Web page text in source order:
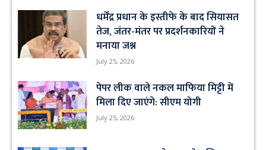
धर्मेंद्र प्रधान के इस्तीफे के बाद सियासत
तेज, जंतर-मंतर पर प्रदर्शनकारियों ने
मनाया जश्न
July 25, 2026
पेपर लीक वाले नकल माफिया मिट्टी में
मिला दिए जाएंगे: सीएम योगी
July 25, 2026